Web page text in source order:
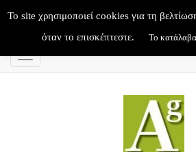
Menu
To site χρησιμοποιεί cookies για τη
όταν το επισκέπτεστε.
Το κατάλαβα